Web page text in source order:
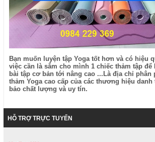
Bạn muốn luyện tập Yoga tốt hơn và có hiệu
việc cần là sắm cho mình 1 chiếc thảm tập
bài tập cơ bản tới nâng cao ...Là địa chỉ phân
thảm Yoga cao cấp của các thương hiệu danh
bảo chất lượng và uy tín.
HỖ TRỢ TRỰC TUYẾN